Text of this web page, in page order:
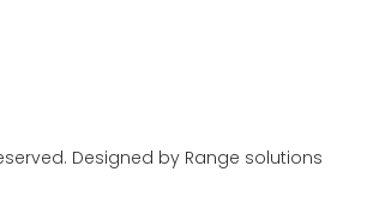
Designed by Range solutions